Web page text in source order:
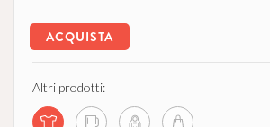
ACQUISTA
Altri prodotti: